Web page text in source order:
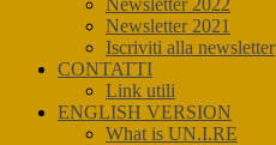
Newsletter 2022
Newsletter 2021
Iscriviti alla newsletter
CONTATTI
Link utili
ENGLISH VERSION
What is UN.I.RE